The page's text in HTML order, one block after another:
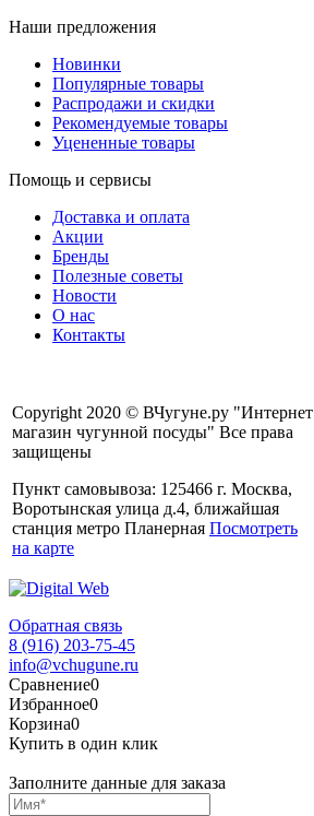
Наши предложения
Новинки
Популярные товары
Распродажи и скидки
Рекомендуемые товары
Уцененные товары
Помощь и сервисы
Доставка и оплата
Акции
Бренды
Полезные советы
Новости
О нас
Контакты
Copyright 2020 © ВЧугуне.ру "Интернет
магазин чугунной посуды" Все права
защищены
Пункт самовывоза: 125466 г. Москва,
Воротынская улица д.4, ближайшая
станция метро Планерная Посмотреть
на карте
Обратная связь
8 (916) 203-75-45
info@vchugune.ru
Сравнение0
Избранное0
Корзина0
Купить в один клик
Заполните данные для заказа